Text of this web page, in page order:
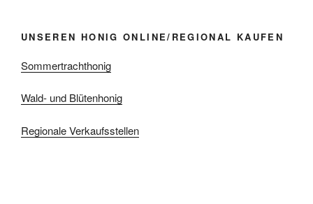
UNSEREN HONIG ONLINE/REGIONAL KAUFEN
Sommertrachthonig
Wald- und Blütenhonig
Regionale Verkaufsstellen